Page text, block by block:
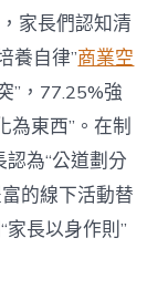
家長們認知清
養自律”商業空
”，77.25%強
為東西”。在制
為“公道劃分
的線下活動替
長以身作則”